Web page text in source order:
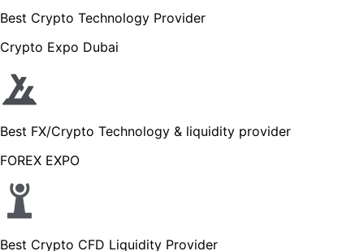
Best Crypto Technology Provider
Crypto Expo Dubai
Best FX/Crypto Technology & liquidity provider
FOREX EXPO
Best Crypto CFD Liquidity Provider